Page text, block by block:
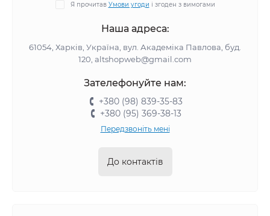
Я прочитав Умови угоди і згоден з вимогами
Наша адреса:
61054, Харків, Україна, вул. Академіка Павлова, буд.
120, altshopweb@gmail.com
Зателефонуйте нам:
+380 (98) 839-35-83
+380 (95) 369-38-13
Передзвоніть мені
До контактів